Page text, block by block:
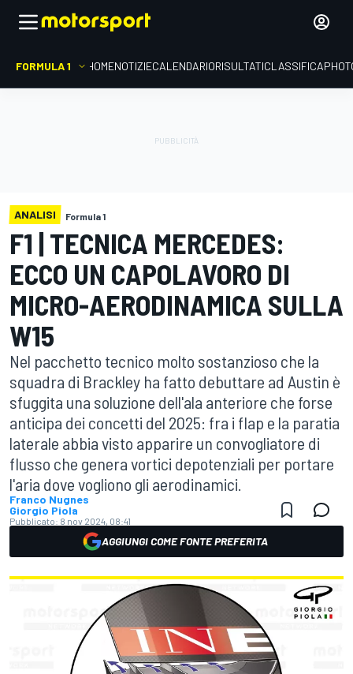
FORMULA 1 HOMENOTIZIECALENDARIORISULTATICLASSIFICA
ANALISI Formula 1
F1 | TECNICA MERCEDES:
ECCO UN CAPOLAVORO DI
MICRO-AERODINAMICA SULLA
W15
Nel pacchetto tecnico molto sostanzioso che la
squadra di Brackley ha fatto debuttare ad Austin è
sfuggita una soluzione dell'ala anteriore che forse
anticipa dei concetti del 2025: fra i flap e la paratia
laterale abbia visto apparire un convogliatore di
flusso che genera vortici depotenziali per portare
l'aria dove vogliono gli aerodinamici.
Franco Nugnes
Giorgio Piola
Pubblicato: 8 nov 2024, 08:41
AGGIUNGI COME FONTE PREFERITA